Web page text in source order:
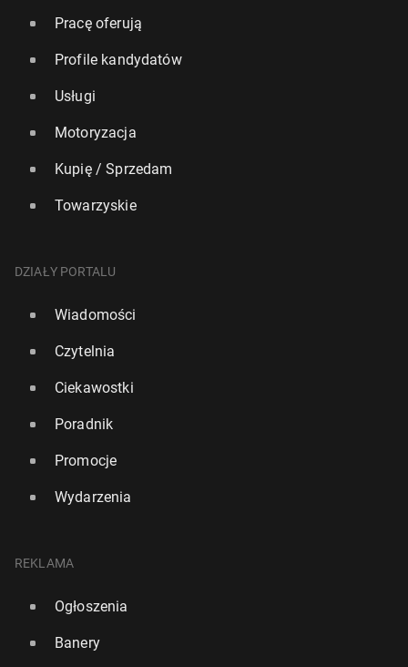
Pracę oferują
Profile kandydatów
Usługi
Motoryzacja
Kupię / Sprzedam
Towarzyskie
DZIAŁY PORTALU
Wiadomości
Czytelnia
Ciekawostki
Poradnik
Promocje
Wydarzenia
REKLAMA
Ogłoszenia
Banery